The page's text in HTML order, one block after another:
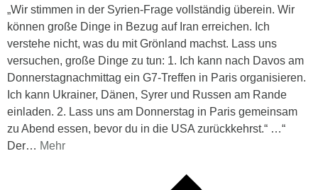
„Wir stimmen in der Syrien-Frage vollständig überein. Wir
können große Dinge in Bezug auf Iran erreichen. Ich
verstehe nicht, was du mit Grönland machst. Lass uns
versuchen, große Dinge zu tun: 1. Ich kann nach Davos am
Donnerstagnachmittag ein G7-Treffen in Paris organisieren.
Ich kann Ukrainer, Dänen, Syrer und Russen am Rande
einladen. 2. Lass uns am Donnerstag in Paris gemeinsam
zu Abend essen, bevor du in die USA zurückkehrst.“ …“
Der… Mehr